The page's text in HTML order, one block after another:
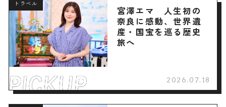
トラベル
宮澤エマ 人生初の
奈良に感動、世界遺
産・国宝を巡る歴史
旅へ
2026.07.18